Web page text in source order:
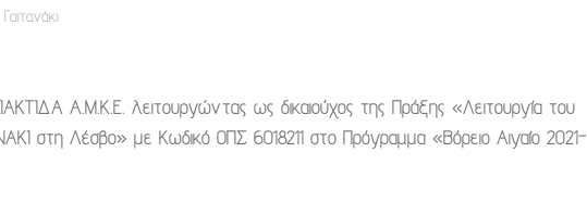
Γαϊτανάκι
Α.Μ.Κ.Ε. λειτουργώντας ως δικαιούχος της Πράξης «Λειτουργία του
στη Λέσβο» με Κωδικό ΟΠΣ 6018211 στο Πρόγραμμα «Βόρειο Αιγαίο 2021-